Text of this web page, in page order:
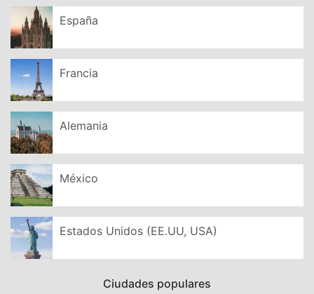
España
Francia
Alemania
México
Estados Unidos (EE.UU, USA)
Ciudades populares